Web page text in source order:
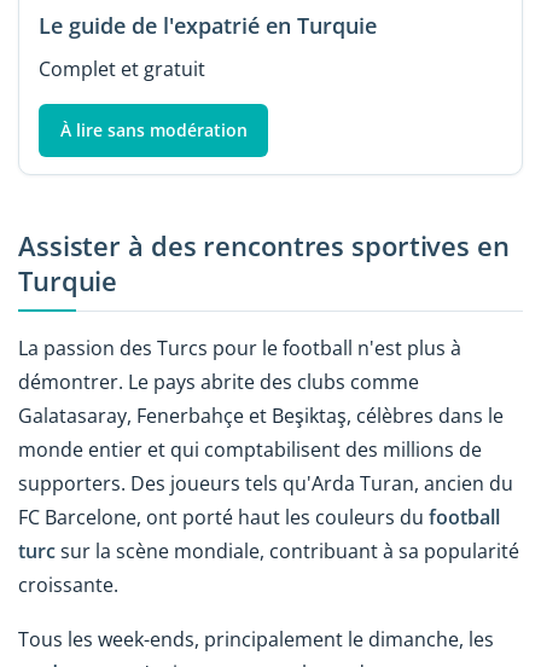
Le guide de l'expatrié en Turquie
Complet et gratuit
À lire sans modération
Assister à des rencontres sportives en
Turquie
La passion des Turcs pour le football n'est plus à
démontrer. Le pays abrite des clubs comme
Galatasaray, Fenerbahçe et Beşiktaş, célèbres dans le
monde entier et qui comptabilisent des millions de
supporters. Des joueurs tels qu'Arda Turan, ancien du
FC Barcelone, ont porté haut les couleurs du football
turcsur la scène mondiale, contribuant à sa popularité
croissante.
Tous les week-ends, principalement le dimanche, les